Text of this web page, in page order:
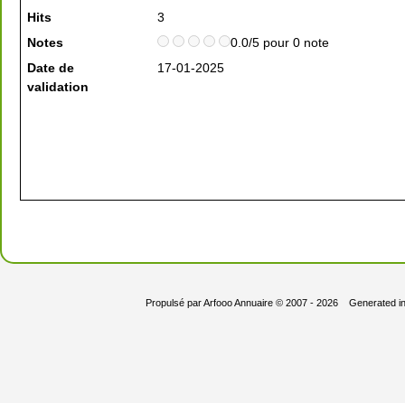
Hits
3
Notes
0.0/5 pour 0 note
Date de
validation
17-01-2025
Propulsé parArfooo Annuaire© 2007 - 2026 Generated